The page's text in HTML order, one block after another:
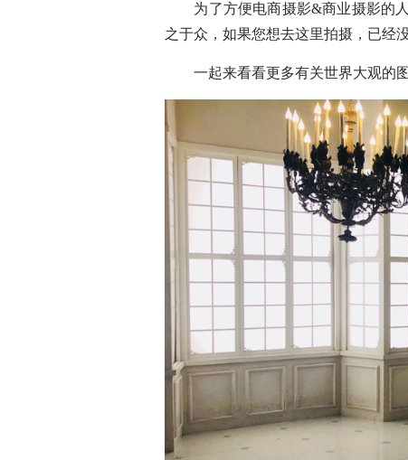
为了方便电商摄影&商业摄影的人
之于众，如果您想去这里拍摄，已经
一起来看看更多有关世界大观的